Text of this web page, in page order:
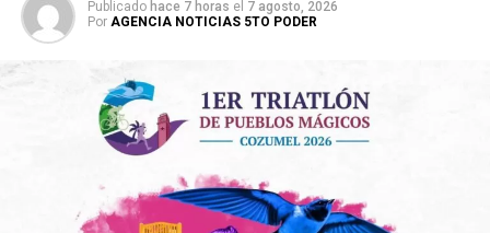
Publicado hace 7 horas el 7 agosto, 2026
Por AGENCIA NOTICIAS 5TO PODER